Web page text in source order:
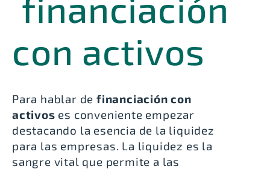
Para hablar de financiación con
activos es conveniente empezar
destacando la esencia de la liquidez
para las empresas. La liquidez es la
sangre vital que permite a las